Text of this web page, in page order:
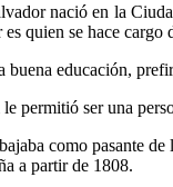
nació en la
quien se hace
educación,
permitió ser una
como pasante
a partir de 1808.